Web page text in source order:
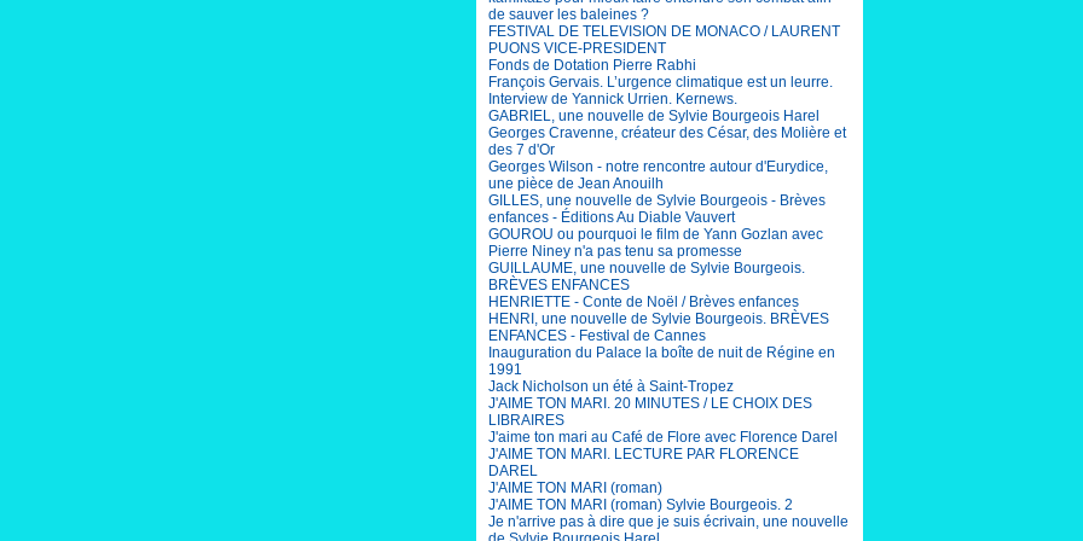
de sauver les baleines ?
FESTIVAL DE TELEVISION DE MONACO / LAURENT
PUONS VICE-PRESIDENT
Fonds de Dotation Pierre Rabhi
François Gervais. L’urgence climatique est un leurre.
Interview de Yannick Urrien. Kernews.
GABRIEL, une nouvelle de Sylvie Bourgeois Harel
Georges Cravenne, créateur des César, des Molière et
des 7 d'Or
Georges Wilson - notre rencontre autour d'Eurydice,
une pièce de Jean Anouilh
GILLES, une nouvelle de Sylvie Bourgeois - Brèves
enfances - Éditions Au Diable Vauvert
GOUROU ou pourquoi le film de Yann Gozlan avec
Pierre Niney n'a pas tenu sa promesse
GUILLAUME, une nouvelle de Sylvie Bourgeois.
BRÈVES ENFANCES
HENRIETTE - Conte de Noël / Brèves enfances
HENRI, une nouvelle de Sylvie Bourgeois. BRÈVES
ENFANCES - Festival de Cannes
Inauguration du Palace la boîte de nuit de Régine en
1991
Jack Nicholson un été à Saint-Tropez
J'AIME TON MARI. 20 MINUTES / LE CHOIX DES
LIBRAIRES
J'aime ton mari au Café de Flore avec Florence Darel
J'AIME TON MARI. LECTURE PAR FLORENCE
DAREL
J'AIME TON MARI (roman)
J'AIME TON MARI (roman) Sylvie Bourgeois. 2
Je n'arrive pas à dire que je suis écrivain, une nouvelle